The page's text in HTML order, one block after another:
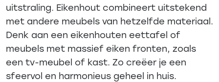
uitstraling. Eikenhout combineert uitstekend
met andere meubels van hetzelfde materiaal.
Denk aan een eikenhouten eettafel of
meubels met massief eiken fronten, zoals
een tv-meubel of kast. Zo creëer je een
sfeervol en harmonieus geheel in huis.